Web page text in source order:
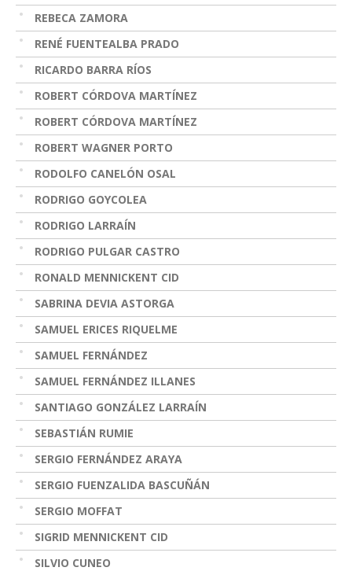
REBECA ZAMORA
RENÉ FUENTEALBA PRADO
RICARDO BARRA RÍOS
ROBERT CÓRDOVA MARTÍNEZ
ROBERT CÓRDOVA MARTÍNEZ
ROBERT WAGNER PORTO
RODOLFO CANELÓN OSAL
RODRIGO GOYCOLEA
RODRIGO LARRAÍN
RODRIGO PULGAR CASTRO
RONALD MENNICKENT CID
SABRINA DEVIA ASTORGA
SAMUEL ERICES RIQUELME
SAMUEL FERNÁNDEZ
SAMUEL FERNÁNDEZ ILLANES
SANTIAGO GONZÁLEZ LARRAÍN
SEBASTIÁN RUMIE
SERGIO FERNÁNDEZ ARAYA
SERGIO FUENZALIDA BASCUÑÁN
SERGIO MOFFAT
SIGRID MENNICKENT CID
SILVIO CUNEO